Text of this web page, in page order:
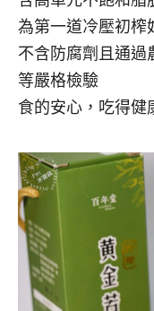
為第一道冷壓初榨
不含防腐劑且通過
等嚴格檢驗
食的安心，吃得健